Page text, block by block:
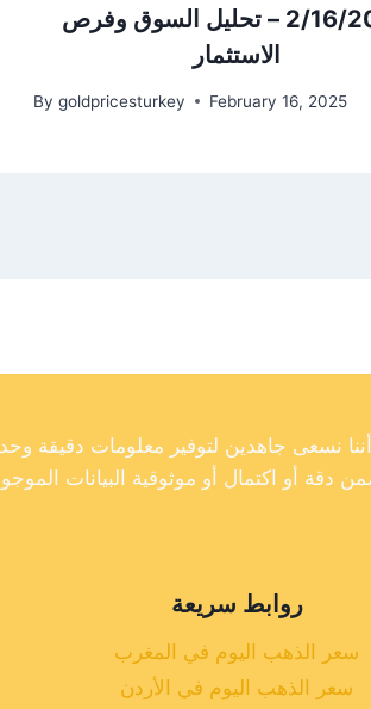
2/16/2025 – تحليل السوق وفرص
الاستثمار
By goldpricesturkey February 16, 2025
روابط سريعة
سعر الذهب اليوم في المغرب
سعر الذهب اليوم في الأردن